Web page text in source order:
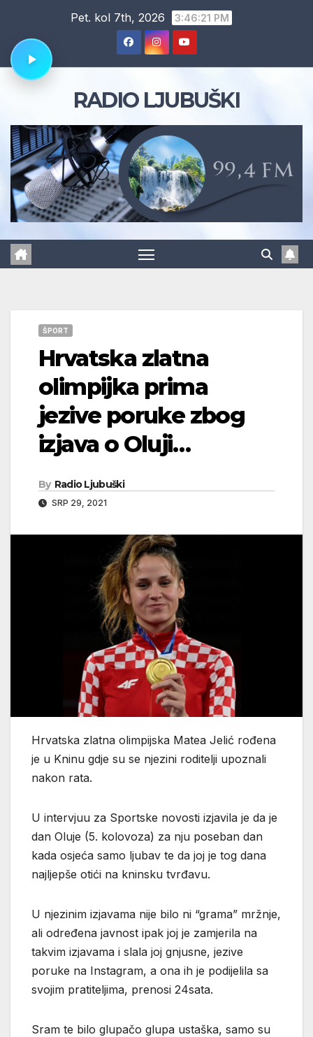
content
Pet. kol 7th, 2026 3:46:22 PM
RADIO LJUBUŠKI
ŠPORT
Hrvatska zlatna
olimpijka prima
jezive poruke zbog
izjava o Oluji…
By Radio Ljubuški
SRP 29, 2021
Hrvatska zlatna olimpijska Matea Jelić rođena
je u Kninu gdje su se njezini roditelji upoznali
nakon rata.
U intervjuu za Sportske novosti izjavila je da je
dan Oluje (5. kolovoza) za nju poseban dan
kada osjeća samo ljubav te da joj je tog dana
najljepše otići na kninsku tvrđavu.
U njezinim izjavama nije bilo ni “grama” mržnje,
ali određena javnost ipak joj je zamjerila na
takvim izjavama i slala joj gnjusne, jezive
poruke na Instagram, a ona ih je podijelila sa
svojim pratiteljima, prenosi 24sata.
Sram te bilo glupačo glupa ustaška, samo su